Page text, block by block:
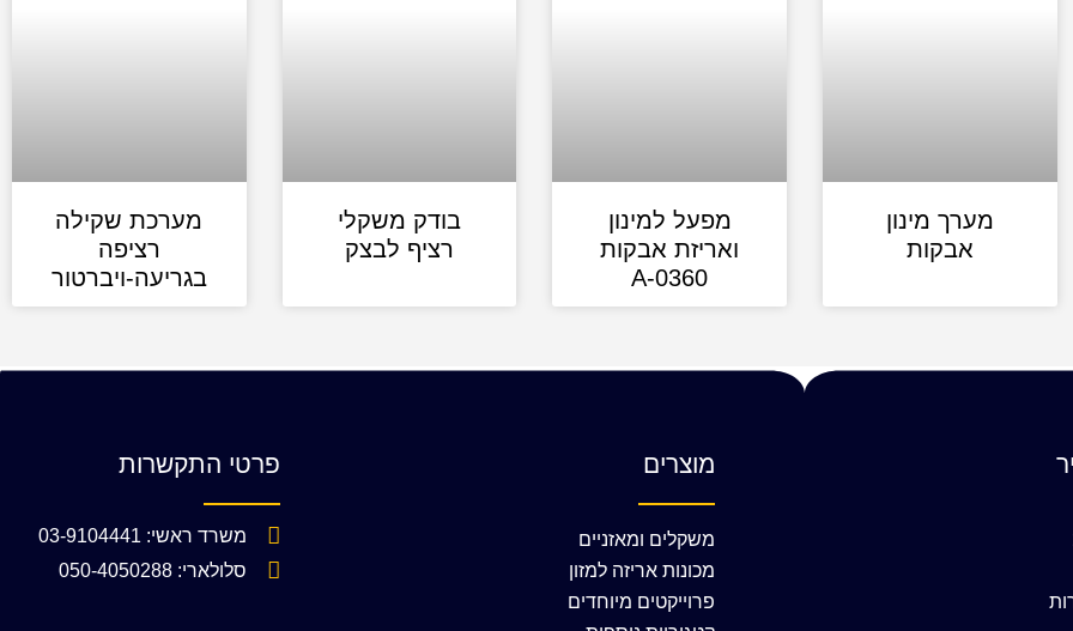
מערך מינון
אבקות
מפעל למינון
ואריזת אבקות
A-0360
בודק משקלי
רציף לבצק
מערכת שקילה
רציפה
בגריעה-ויברטור
מוצרים
משקלים ומאזניים
מכונות אריזה למזון
פרוייקטים מיוחדים
פרטי התקשרות
משרד ראשי: 03-9104441
סלולארי: 050-4050288